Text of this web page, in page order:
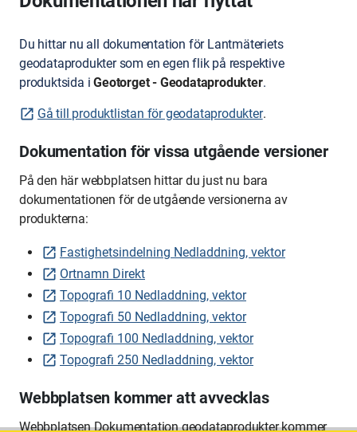
Du hittar nu all dokumentation för Lantmäteriets
geodataprodukter som en egen flik på respektive
produktsida i Geotorget - Geodataprodukter.
Gå till produktlistan för geodataprodukter.
Dokumentation för vissa utgående versioner
På den här webbplatsen hittar du just nu bara
dokumentationen för de utgående versionerna av
produkterna:
Fastighetsindelning Nedladdning, vektor
Ortnamn Direkt
Topografi 10 Nedladdning, vektor
Topografi 50 Nedladdning, vektor
Topografi 100 Nedladdning, vektor
Topografi 250 Nedladdning, vektor
Webbplatsen kommer att avvecklas
Webbplatsen Dokumentation geodataprodukter kommer